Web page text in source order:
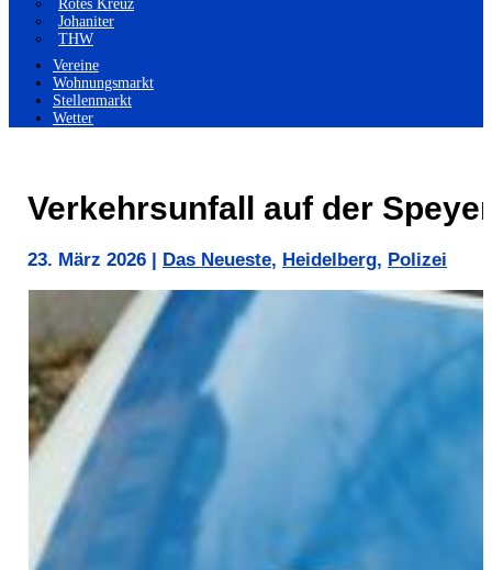
Rotes Kreuz
Johaniter
THW
Vereine
Wohnungsmarkt
Stellenmarkt
Wetter
Verkehrsunfall auf der
23. März 2026 Das Neueste, Heidelberg, Polizei